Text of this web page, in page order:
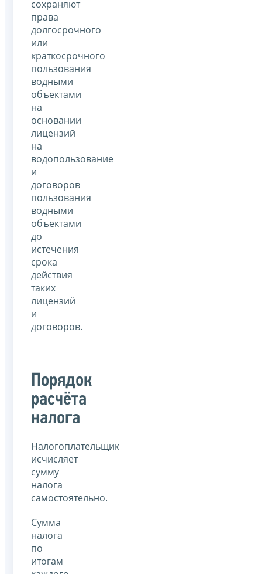
сохраняют
права
долгосрочного
или
краткосрочного
пользования
водными
объектами
на
основании
лицензий
на
водопользование
и
договоров
пользования
водными
объектами
до
истечения
срока
действия
таких
лицензий
и
договоров.
Порядок
расчёта
налога
Налогоплательщик
исчисляет
сумму
налога
самостоятельно.
Сумма
налога
по
итогам